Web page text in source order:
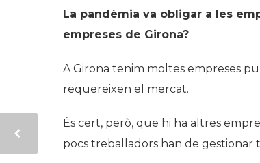
La pandèmia va obligar a les
empreses de Girona?
A Girona tenim moltes empreses
requereixen el mercat.
És cert, però, que hi ha altres
pocs treballadors han de gestionar